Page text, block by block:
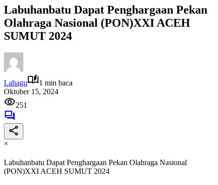
Labuhanbatu Dapat Penghargaan Pekan
Olahraga Nasional (PON)XXI ACEH
SUMUT 2024
Lahagu
1 min baca
Oktober 15, 2024
251
×
Labuhanbatu Dapat Penghargaan Pekan Olahraga Nasional
(PON)XXI ACEH SUMUT 2024